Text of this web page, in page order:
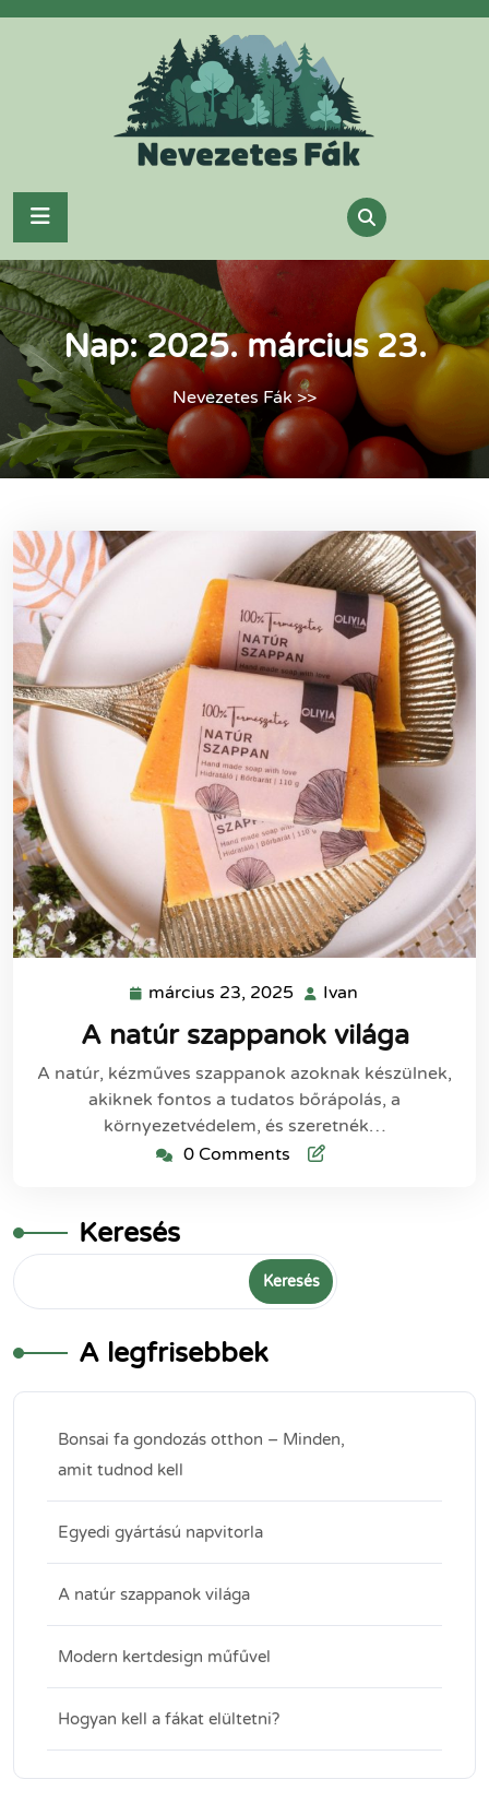
Skip
Nap:2025. március 23.
Nevezetes Fák>>
március 23, 2025 március
23,
2025
Ivan
A natúr szappanok világa
A natúr, kézműves szappanok azoknak készülnek,
akiknek fontos a tudatos bőrápolás, a
környezetvédelem, és szeretnék…
0 Comments
Keresés
Keresés
A legfrisebbek
Bonsai fa gondozás otthon – Minden,
amit tudnod kell
Egyedi gyártású napvitorla
A natúr szappanok világa
Modern kertdesign műfűvel
Hogyan kell a fákat elültetni?